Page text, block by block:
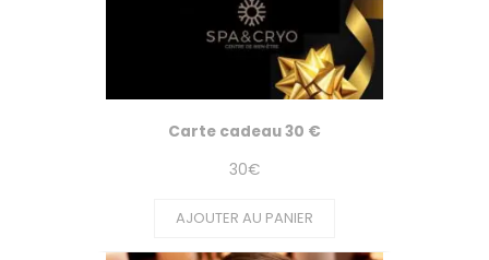
Carte cadeau 30 €
30€
AJOUTER AU PANIER